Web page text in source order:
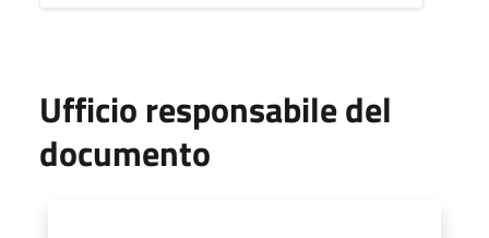
Ufficio responsabile del
documento